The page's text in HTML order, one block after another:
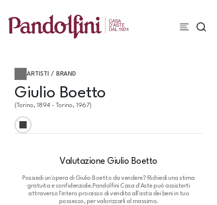
ARTISTI / BRAND
Giulio Boetto
(Torino, 1894 - Torino, 1967)
Valutazione Giulio Boetto
Possiedi un'opera di Giulio Boetto da vendere? Richiedi una stima
gratuita e confidenziale. Pandolfini Casa d'Aste può assisterti
attraverso l'intero processo di vendita all'asta dei beni in tuo
possesso, per valorizzarli al massimo.